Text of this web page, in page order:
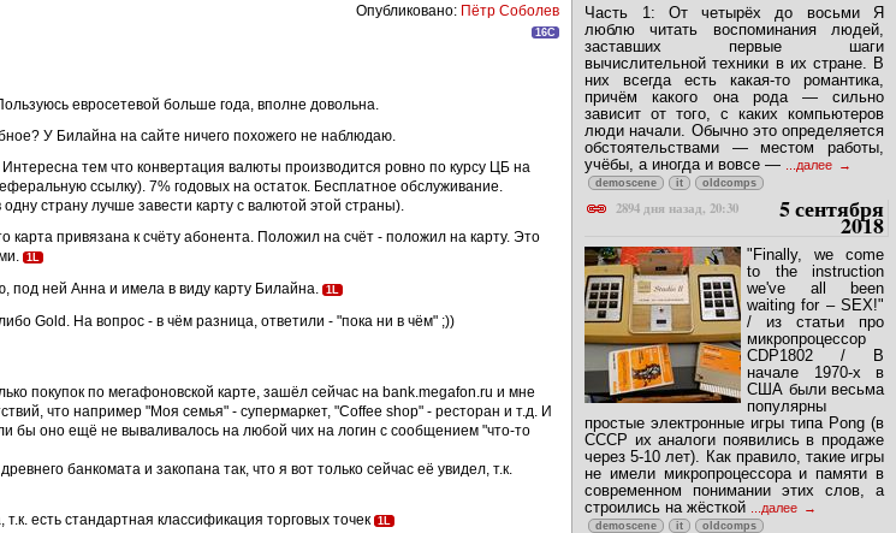
Опубликовано: Пётр Соболев
16C
евросетевой больше года, вполне довольна.
У Билайна на сайте ничего похожего не наблюдаю.
тем что конвертация валюты производится ровно по курсу ЦБ на
ссылку). 7% годовых на остаток. Бесплатное обслуживание.
страну лучше завести карту с валютой этой страны).
карта привязана к счёту абонента. Положил на счёт - положил на карту. Это
1L
под ней Анна и имела в виду карту Билайна. 1L
Gold. На вопрос - в чём разница, ответили - "пока ни в чём" ;))
покупок по мегафоновской карте, зашёл сейчас на bank.megafon.ru и мне
что например "Моя семья" - супермаркет, "Coffee shop" - ресторан и т.д. И
бы оно ещё не вываливалось на любой чих на логин с сообщением "что-то
банкомата и закопана так, что я вот только сейчас её увидел, т.к.
есть стандартная классификация торговых точек 1L
Часть 1: От четырёх до восьми Я
люблю читать воспоминания людей,
заставших первые шаги
вычислительной техники в их стране. В
них всегда есть какая-то романтика,
причём какого она рода — сильно
зависит от того, с каких компьютеров
люди начали. Обычно это определяется
обстоятельствами — местом работы,
учёбы, а иногда и вовсе —
...далее
demoscene it oldcomps
2894 дня назад, 20:30 5 сентября
2018
"Finally, we come
to the instruction
we've all been
waiting for – SEX!"
/ из статьи про
микропроцессор
CDP1802 / В
начале 1970-х в
США были весьма
популярны
простые электронные игры типа Pong (в
СССР их аналоги появились в продаже
через 5-10 лет). Как правило, такие игры
не имели микропроцессора и памяти в
современном понимании этих слов, а
строились на жёсткой
...далее
demoscene it oldcomps